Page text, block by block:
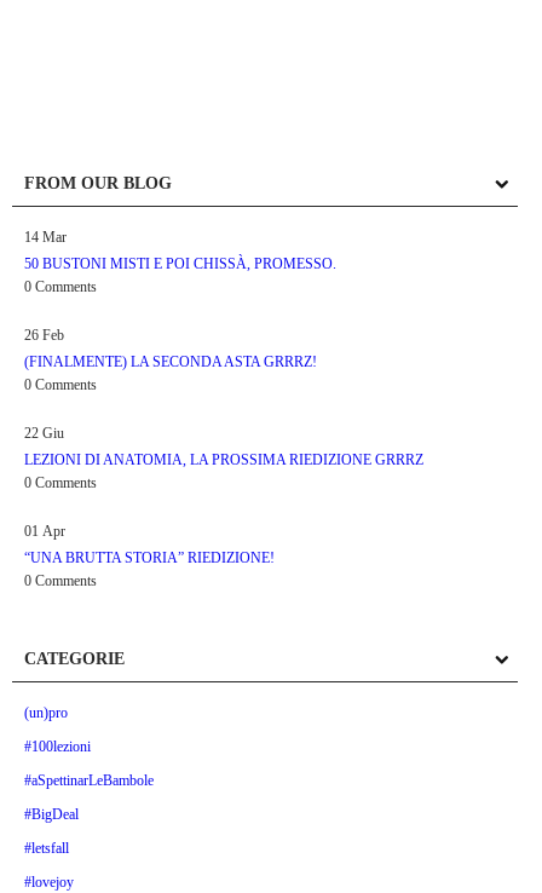
FROM OUR BLOG
14 Mar
50 BUSTONI MISTI E POI CHISSÀ, PROMESSO.
0 Comments
26 Feb
(FINALMENTE) LA SECONDA ASTA GRRRZ!
0 Comments
22 Giu
LEZIONI DI ANATOMIA, LA PROSSIMA RIEDIZIONE GRRRZ
0 Comments
01 Apr
“UNA BRUTTA STORIA” RIEDIZIONE!
0 Comments
CATEGORIE
(un)pro
#100lezioni
#aSpettinarLeBambole
#BigDeal
#letsfall
#lovejoy